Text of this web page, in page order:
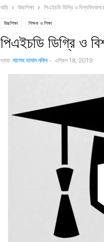
বাড়ি উচ্চশিক্ষা পিএইচডি ডিগ্রি ও
উচ্চশিক্ষা শিক্ষক ও শিক্ষা
পিএইচডি ডিগ্রি ও
দ্বারা সালেহ হাসান নকিব - এপ্রিল 18, 2019